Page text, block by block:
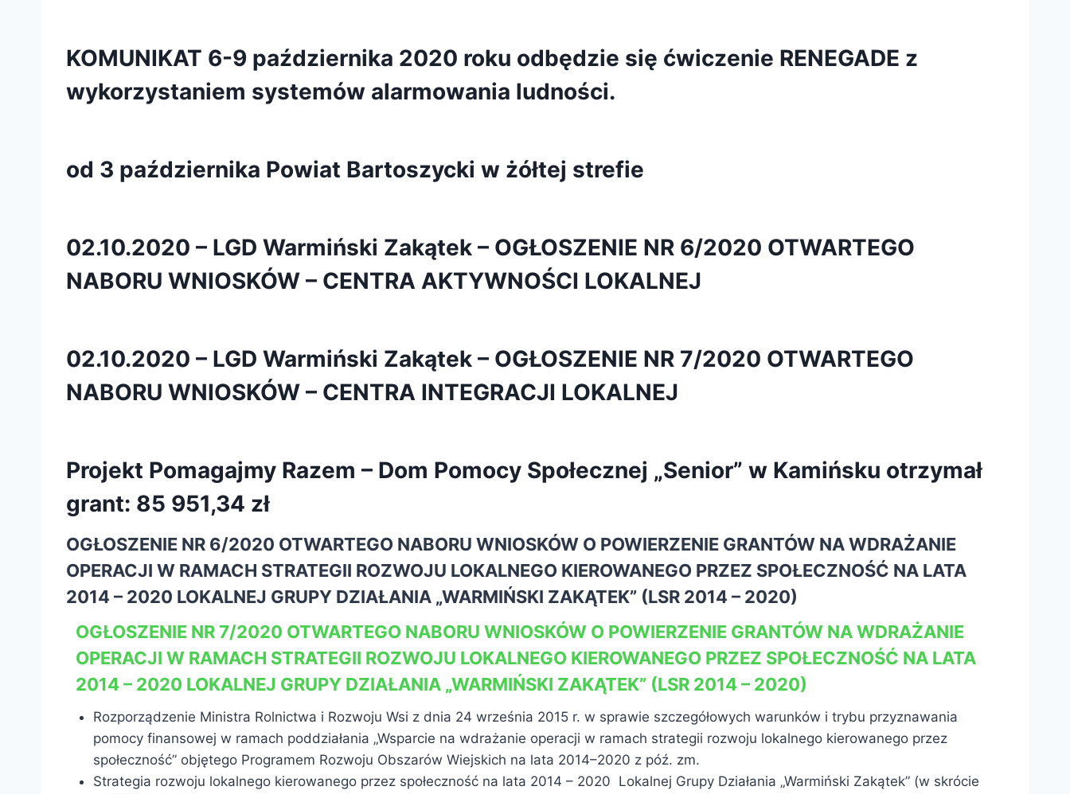
KOMUNIKAT 6-9 października 2020 roku odbędzie się ćwiczenie RENEGADE z
wykorzystaniem systemów alarmowania ludności.
od 3 października Powiat Bartoszycki w żółtej strefie
02.10.2020 – LGD Warmiński Zakątek – OGŁOSZENIE NR 6/2020 OTWARTEGO
NABORU WNIOSKÓW – CENTRA AKTYWNOŚCI LOKALNEJ
02.10.2020 – LGD Warmiński Zakątek – OGŁOSZENIE NR 7/2020 OTWARTEGO
NABORU WNIOSKÓW – CENTRA INTEGRACJI LOKALNEJ
Projekt Pomagajmy Razem – Dom Pomocy Społecznej „Senior” w Kamińsku otrzymał
grant: 85 951,34 zł
OGŁOSZENIE NR 6/2020 OTWARTEGO NABORU WNIOSKÓW O POWIERZENIE GRANTÓW NA WDRAŻANIE
OPERACJI W RAMACH STRATEGII ROZWOJU LOKALNEGO KIEROWANEGO PRZEZ SPOŁECZNOŚĆ NA LATA
2014 – 2020 LOKALNEJ GRUPY DZIAŁANIA „WARMIŃSKI ZAKĄTEK” (LSR 2014 – 2020)
OGŁOSZENIE NR 7/2020 OTWARTEGO NABORU WNIOSKÓW O POWIERZENIE GRANTÓW NA WDRAŻANIE
OPERACJI W RAMACH STRATEGII ROZWOJU LOKALNEGO KIEROWANEGO PRZEZ SPOŁECZNOŚĆ NA LATA
2014 – 2020 LOKALNEJ GRUPY DZIAŁANIA „WARMIŃSKI ZAKĄTEK” (LSR 2014 – 2020)
Rozporządzenie Ministra Rolnictwa i Rozwoju Wsi z dnia 24 września 2015 r. w sprawie szczegółowych warunków i trybu przyznawania
pomocy finansowej w ramach poddziałania „Wsparcie na wdrażanie operacji w ramach strategii rozwoju lokalnego kierowanego przez
społeczność” objętego Programem Rozwoju Obszarów Wiejskich na lata 2014–2020 z póź. zm.
Strategia rozwoju lokalnego kierowanego przez społeczność na lata 2014 – 2020 Lokalnej Grupy Działania „Warmiński Zakątek” (w skrócie